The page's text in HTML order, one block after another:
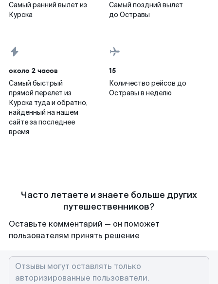
Самый ранний вылет из
Курска
Самый поздний вылет
до Остравы
около 2 часов
Самый быстрый
прямой перелет из
Курска туда и обратно,
найденный на нашем
сайте за последнее
время
15
Количество рейсов до
Остравы в неделю
Часто летаете и знаете больше других
путешественников?
Оставьте комментарий — он поможет
пользователям принять решение